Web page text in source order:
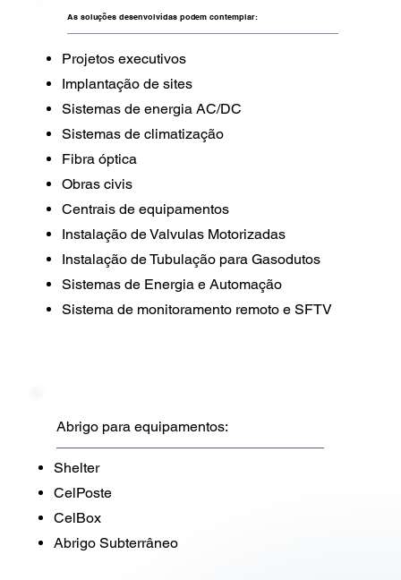
As soluções desenvolvidas podem contemplar:
Projetos executivos
Implantação de sites
Sistemas de energia AC/DC
Sistemas de climatização
Fibra óptica
Obras civis
Centrais de equipamentos
Instalação de Valvulas Motorizadas
Instalação de Tubulação para Gasodutos
Sistemas de Energia e Automação
Sistema de monitoramento remoto e SFTV
Abrigo para equipamentos:
Shelter
CelPoste
CelBox
Abrigo Subterrâneo